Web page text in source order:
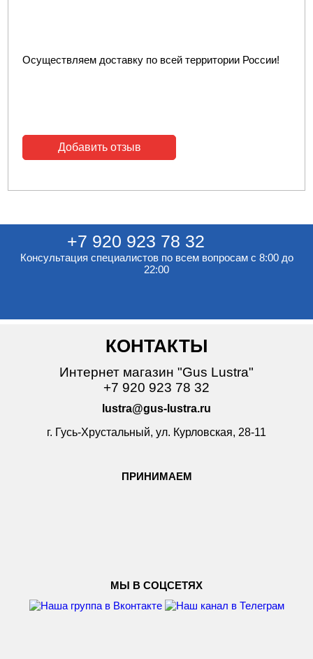
Осуществляем доставку по всей территории России!
Добавить отзыв
+7 920 923 78 32
Консультация специалистов по всем вопросам с 8:00 до
22:00
КОНТАКТЫ
Интернет магазин "Gus Lustra"
+7 920 923 78 32
lustra@gus-lustra.ru
г. Гусь-Хрустальный, ул. Курловская, 28-11
ПРИНИМАЕМ
МЫ В СОЦСЕТЯХ